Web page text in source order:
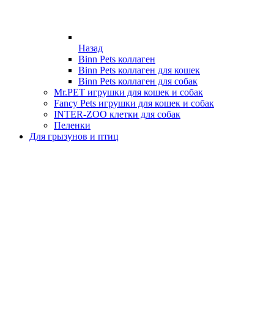
Назад
Binn Pets коллаген
Binn Pets коллаген для кошек
Binn Pets коллаген для собак
Mr.PET игрушки для кошек и собак
Fancy Pets игрушки для кошек и собак
INTER-ZOO клетки для собак
Пеленки
Для грызунов и птиц